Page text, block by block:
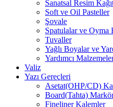
Sanatsal Resim
Soft ve Oil Pasteller
Şovale
Spatulalar ve Oyma
Tuvaller
Yağlı Boyalar ve
Yardımcı
Valiz
Yazı Gereçleri
Asetat(OHP/CD)
Board(Tahta)
Fineliner Kalemler